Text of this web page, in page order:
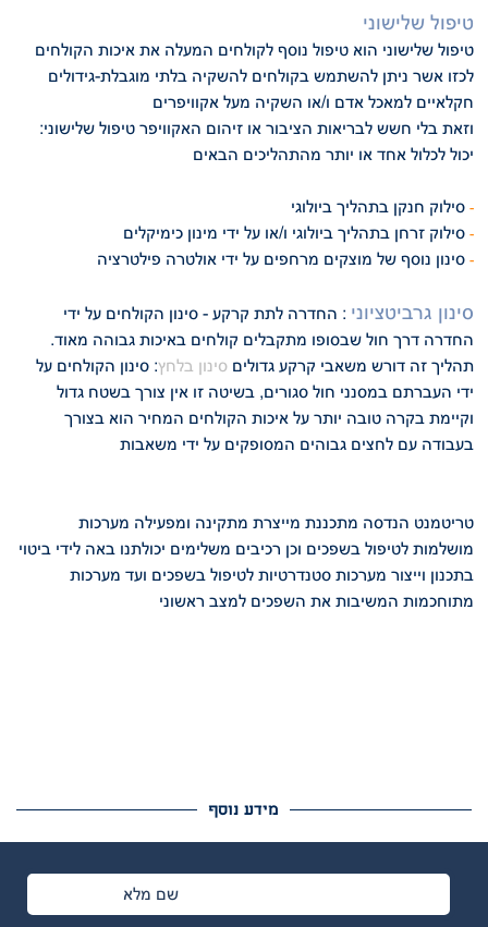
טיפול שלישוני
טיפול שלישוני הוא טיפול נוסף לקולחים המעלה את איכות הקולחים
לכזו אשר ניתן להשתמש בקולחים להשקיה בלתי מוגבלת-גידולים
חקלאיים למאכל אדם ו/או השקיה מעל אקוויפרים
:וזאת בלי חשש לבריאות הציבור אוזיהום האקוויפרטיפול שלישוני
יכול לכלול אחד או יותר מהתהליכים הבאים
סילוק חנקן בתהליך ביולוגי -
סילוק זרחן בתהליך ביולוגי ו/או על ידי מינון כימיקלים -
סינון נוסף של מוצקים מרחפים על ידי אולטרה פילטרציה -
סינון גרביטציוני : החדרה לתת קרקע - סינון הקולחים על ידי
החדרה דרך חול שבסופו מתקבלים קולחים באיכות גבוהה מאוד.
תהליך זה דורש משאבי קרקע גדוליםסינון בלחץ: סינון הקולחים על
ידי העברתם במסנני חול סגורים, בשיטה זו אין צורך בשטחגדול
וקיימת בקרה טובה יותר על איכות הקולחים המחיר הוא בצורך
בעבודה עם לחציםגבוהים המסופקים על ידי משאבות
טריטמנט הנדסה מתכננת מייצרת מתקינה ומפעילה מערכות
מושלמות לטיפול בשפכים וכן רכיבים משלימים יכולתנו באה לידי ביטוי
בתכנון וייצור מערכות סטנדרטיות לטיפול בשפכים ועד מערכות
מתוחכמות המשיבות את השפכים למצב ראשוני
מידע נוסף